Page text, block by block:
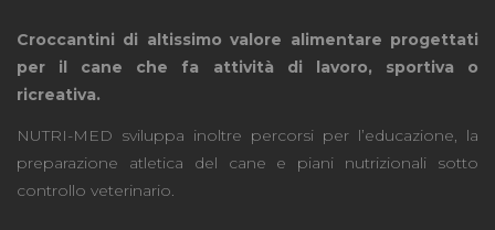
Croccantini di altissimo valore alimentare progettati
per il cane che fa attività di lavoro, sportiva o
ricreativa.
NUTRI-MED sviluppa inoltre percorsi per l’educazione, la
preparazione atletica del cane e piani nutrizionali sotto
controllo veterinario.